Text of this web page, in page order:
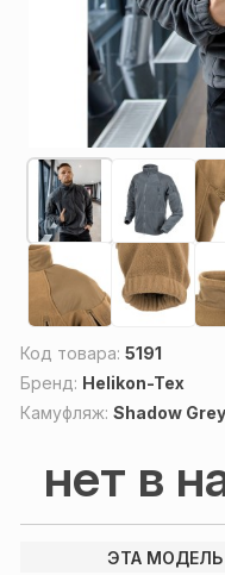
Код товара: 5191
Бренд: Helikon-Tex
Камуфляж: Shadow Grey
нет в
ЭТА МОДЕЛЬ